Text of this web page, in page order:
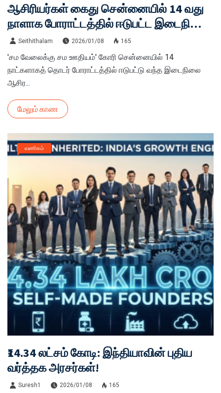
ஆசிரியர்கள் கைது சென்னையில் 14 வது
நாளாக போராட்டத்தில் ஈடுபட்ட இடைநிலை
ஆசிரியர்கள் கைது!
Seithithalam 2026/01/08 165
'சம வேலைக்கு சம ஊதியம்' கோரி சென்னையில் 14
நாட்களாகத் தொடர் போராட்டத்தில் ஈடுபட்டு வந்த இடைநிலை
ஆசிர...
மேலும் காண
வணிகம்
₹14.34 லட்சம் கோடி: இந்தியாவின் புதிய
வர்த்தக அரசர்கள்!
Suresh1 2026/01/08 165